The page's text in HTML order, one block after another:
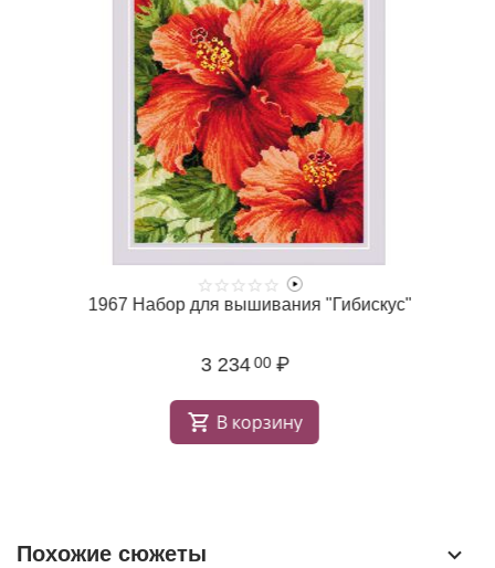
1967 Набор для вышивания "Гибискус"
3 234 00 ₽
В корзину
Похожие сюжеты